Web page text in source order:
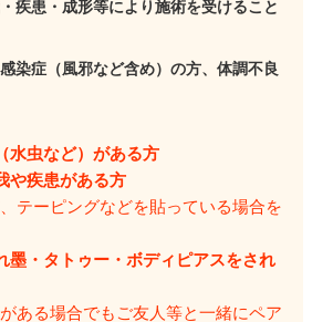
疾患・成形等により施術を受けること
染症（風邪など含め）の方、体調不良
水虫など）がある方
や疾患がある方
、テーピングなどを貼っている場合を
墨・タトゥー・ボディピアスをされ
ある場合でもご友人等と一緒にペア